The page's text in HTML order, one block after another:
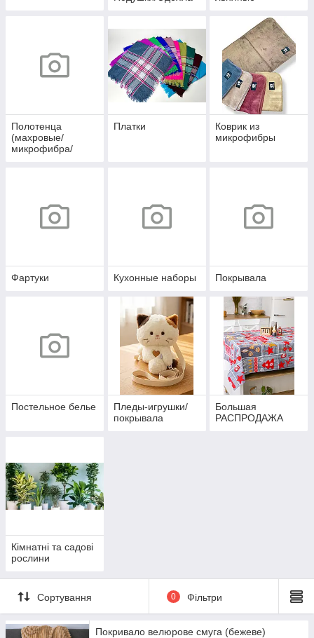
Полотенца
(махровые/
микрофибра/
Платки
Коврик из
микрофибры
Фартуки Кухонные наборы Покрывала
Постельное белье
Пледы-игрушки/
покрывала
Большая
РАСПРОДАЖА
Кімнатні та садові
рослини
Сортування 0 Фільтри
Покривало велюрове смуга (бежеве)